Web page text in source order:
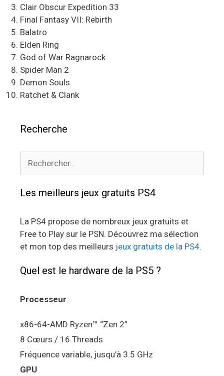
Clair Obscur Expedition 33
Final Fantasy VII: Rebirth
Balatro
Elden Ring
God of War Ragnarock
Spider Man 2
Demon Souls
Ratchet & Clank
Recherche
Les meilleurs jeux gratuits PS4
La PS4 propose de nombreux jeux gratuits et
Free to Play sur le PSN. Découvrez ma sélection
et mon top des meilleurs jeux gratuits de la PS4.
Quel est le hardware de la PS5 ?
Processeur
x86-64-AMD Ryzen™ “Zen 2”
8 Cœurs / 16 Threads
Fréquence variable, jusqu’à 3.5 GHz
GPU